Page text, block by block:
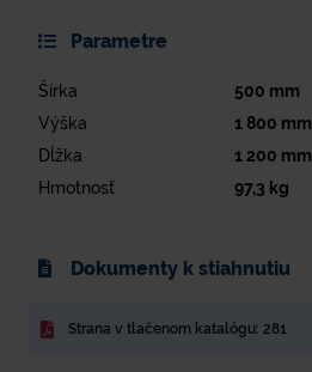
Parametre
Šírka 500 mm
Výška
1 800 mm
Dĺžka
1 200 mm
Hmotnosť
97,3 kg
Dokumenty k stiahnutiu
Strana v tlačenom katalógu: 281